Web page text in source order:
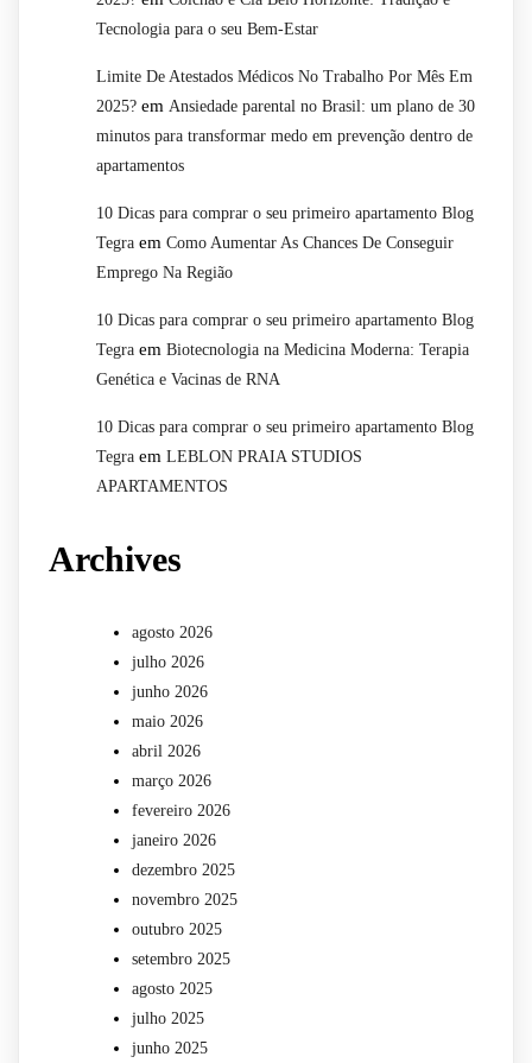
Tecnologia para o seu Bem-Estar
Limite De Atestados Médicos No Trabalho Por Mês Em
2025? em Ansiedade parental no Brasil: um plano de 30
minutos para transformar medo em prevenção dentro de
apartamentos
10 Dicas para comprar o seu primeiro apartamento Blog
Tegra em Como Aumentar As Chances De Conseguir
Emprego Na Região
10 Dicas para comprar o seu primeiro apartamento Blog
Tegra em Biotecnologia na Medicina Moderna: Terapia
Genética e Vacinas de RNA
10 Dicas para comprar o seu primeiro apartamento Blog
Tegra em LEBLON PRAIA STUDIOS
APARTAMENTOS
Archives
agosto 2026
julho 2026
junho 2026
maio 2026
abril 2026
março 2026
fevereiro 2026
janeiro 2026
dezembro 2025
novembro 2025
outubro 2025
setembro 2025
agosto 2025
julho 2025
junho 2025